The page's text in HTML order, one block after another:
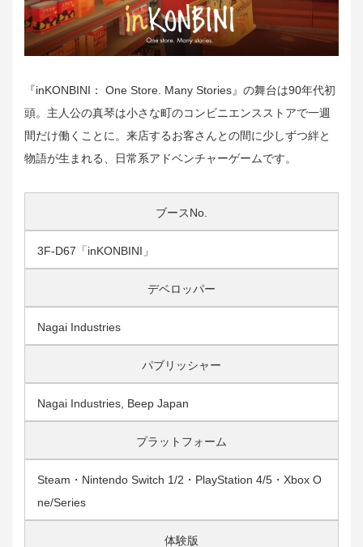
『inKONBINI： One Store. Many Stories』の舞台は90年代初
頭。主人公の真琴は小さな町のコンビニエンスストアで一週
間だけ働くことに。来店するお客さんとの間に少しずつ絆と
物語が生まれる、日常系アドベンチャーゲームです。
ブースNo.
3F-D67「inKONBINI」
デベロッパー
Nagai Industries
パブリッシャー
Nagai Industries, Beep Japan
プラットフォーム
Steam・Nintendo Switch 1/2・PlayStation 4/5・Xbox O
ne/Series
体験版